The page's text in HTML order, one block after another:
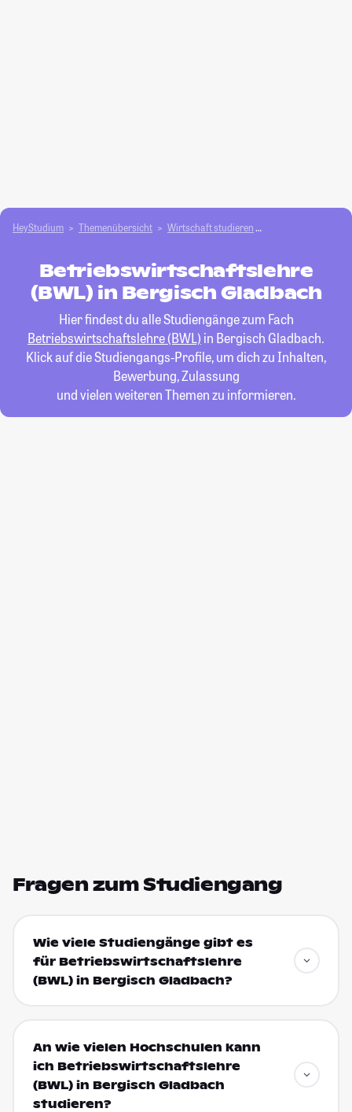
HeyStudium Themenübersicht Wirtschaft studieren
Betriebswirtschaftslehre
(BWL) in Bergisch Gladbach
Hier findest du alle Studiengänge zum Fach
Betriebswirtschaftslehre (BWL) in Bergisch Gladbach.
Klick auf die Studiengangs-Profile, um dich zu Inhalten,
Bewerbung, Zulassung
und vielen weiteren Themen zu informieren.
Fragen zum Studiengang
Wie viele Studiengänge gibt es
für Betriebswirtschaftslehre
(BWL) in Bergisch Gladbach?
An wie vielen Hochschulen kann
ich Betriebswirtschaftslehre
(BWL) in Bergisch Gladbach
studieren?